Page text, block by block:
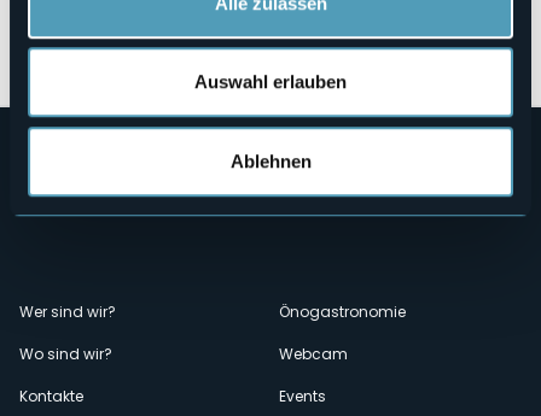
Auswahl erlauben
Ablehnen
Öffnen Sie die Karte
Menù
secondario
Wer sind wir?
Wo sind wir?
Kontakte
Önogastronomie
Webcam
Events